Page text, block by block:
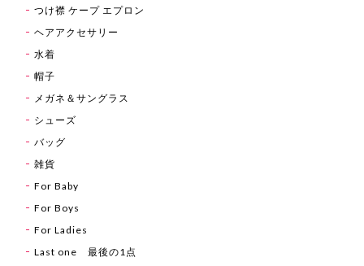
つけ襟 ケープ エプロン
ヘアアクセサリー
水着
帽子
メガネ＆サングラス
シューズ
バッグ
雑貨
For Baby
For Boys
For Ladies
Last one 最後の1点